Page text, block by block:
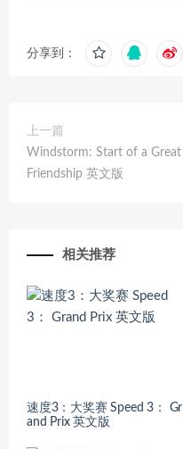
分享到：
上一篇
Windstorm: Start of a Great
Friendship 英文版
相关推荐
速度3：大奖赛 Speed 3： Gr
and Prix 英文版